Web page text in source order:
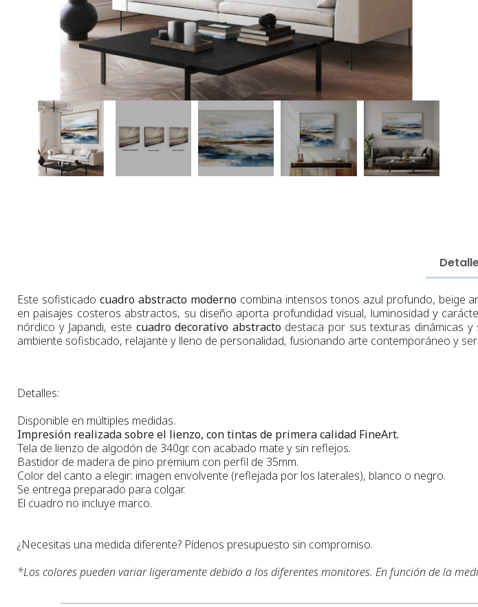
Este sofisticado cuadro abstracto modernocombina intensos tonos azul profundo, beige
en paisajes costeros abstractos, su diseño aporta profundidad visual, luminosidad y
nórdico y Japandi, este cuadro decorativo abstractodestaca por sus texturas dinámicas
ambiente sofisticado, relajante y lleno de personalidad, fusionando arte contemporáneo y
Detalles:
Disponible en múltiples medidas.
Impresión realizada sobre el lienzo, con tintas de primera calidad FineArt.
Tela de lienzo de algodón de 340gr. con acabado mate y sin reflejos.
Bastidor de madera de pino premium con perfil de 35mm.
Color del canto a elegir: imagen envolvente (reflejada por los laterales), blanco o negro.
Se entrega preparado para colgar.
El cuadro no incluye marco.
¿Necesitas una medida diferente? Pídenos presupuesto sin compromiso.
*Los colores pueden variar ligeramente debido a los diferentes monitores. En función de la